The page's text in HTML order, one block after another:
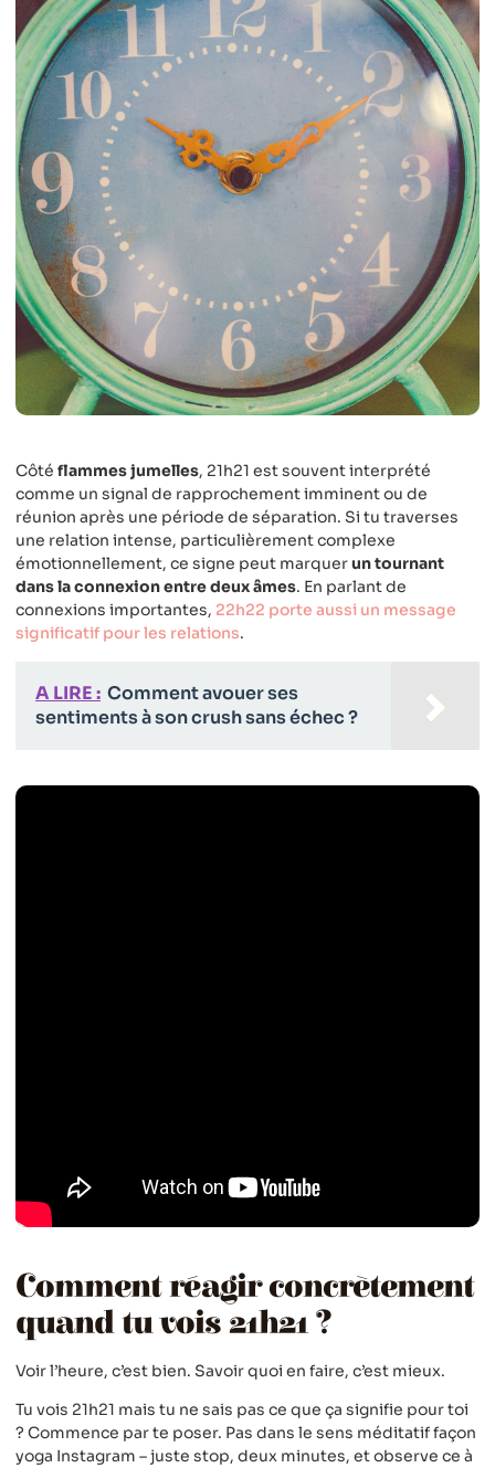
Côté flammes jumelles, 21h21 est souvent interprété
comme un signal de rapprochement imminent ou de
réunion après une période de séparation. Si tu traverses
une relation intense, particulièrement complexe
émotionnellement, ce signe peut marquerun tournant
dans la connexion entre deux âmes. En parlant de
connexions importantes, 22h22 porte aussi un message
significatif pour les relations.
A LIRE : Comment avouer ses
sentiments à son crush sans échec ?
Comment réagir concrètement
quand tu vois 21h21 ?
Voir l’heure, c’est bien. Savoir quoi en faire, c’est mieux.
Tu vois 21h21 mais tu ne sais pas ce que ça signifie pour toi
? Commence par te poser. Pas dans le sens méditatif façon
yoga Instagram – juste stop, deux minutes, et observe ce à